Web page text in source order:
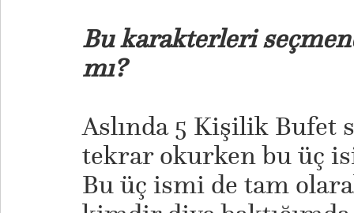
Bu karakterleri
mı?
Aslında 5 Kişilik Bufet
tekrar okurken bu üç
Bu üç ismi de tam